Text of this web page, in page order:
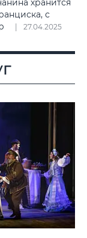
хранится
с
27.04.2025